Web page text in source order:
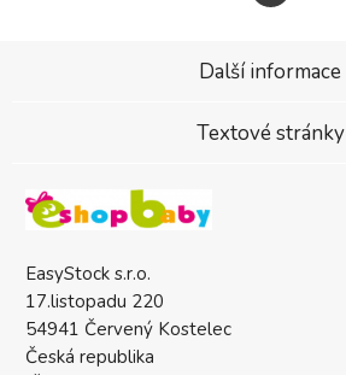
EasyStock s.r.o.
17.listopadu 220
54941 Červený Kostelec
Česká republika
Další informace
Textové stránky